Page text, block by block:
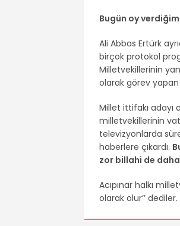
Bugün oy
Ali Abbas Ertürk
birçok protokol
Milletvekillerinin
olarak görev
Millet ittifakı adayı
milletvekillerinin
televizyonlarda
haberlere çıkardı.
zor billahi de daha
Acıpınar halkı
olarak olur’’ dediler.